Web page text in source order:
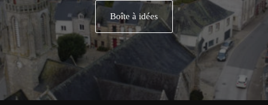
Boîte à idées